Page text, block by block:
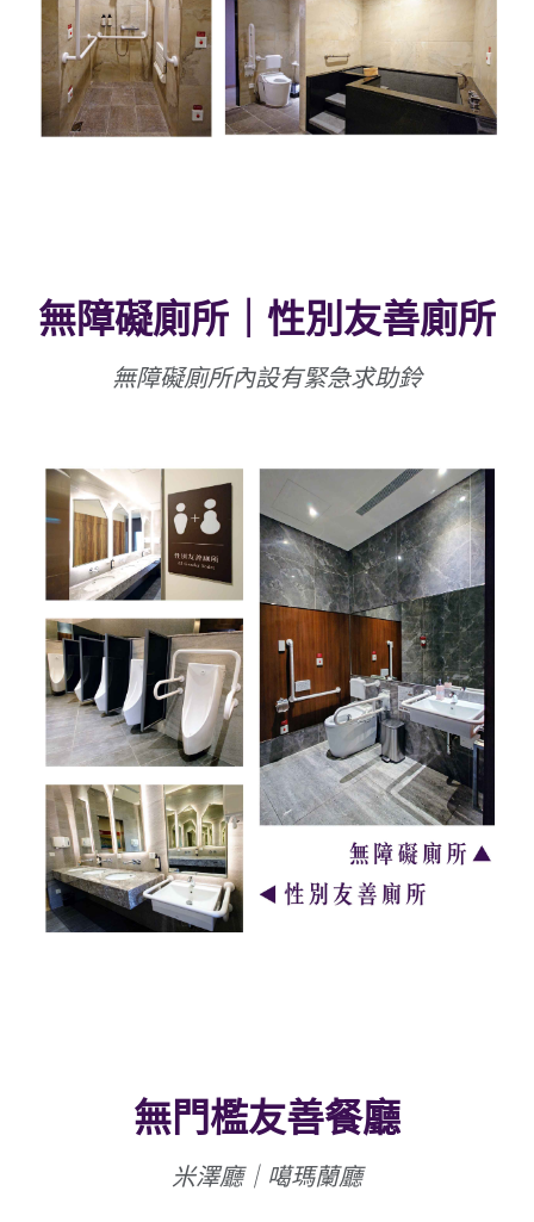
無障礙廁所｜性別友善廁所
無障礙廁所內設有緊急求助鈴
無門檻友善餐廳
米澤廳｜噶瑪蘭廳